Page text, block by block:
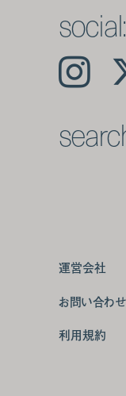
social:
Instagram
運営会社
お問い合わせ
利用規約